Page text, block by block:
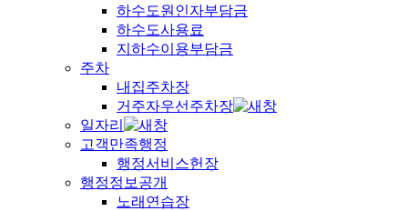
하수도원인자부담금
하수도사용료
지하수이용부담금
주차
내집주차장
거주자우선주차장
일자리
고객만족행정
행정서비스헌장
행정정보공개
노래연습장